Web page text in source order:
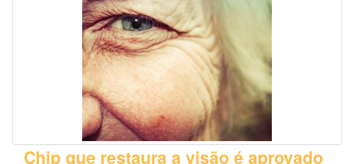
Chip que restaura a visão é aprovado